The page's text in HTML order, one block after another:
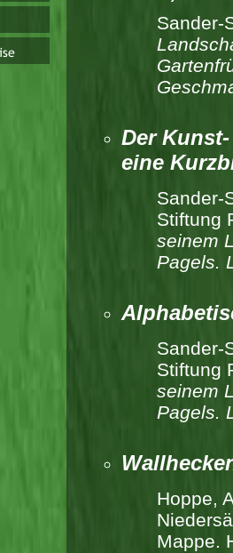
Sander-
Der
eine
Sander-
Stiftung
seinem
Pagels.
Sander-
Stiftung
seinem
Pagels.
Hoppe,
Mappe.